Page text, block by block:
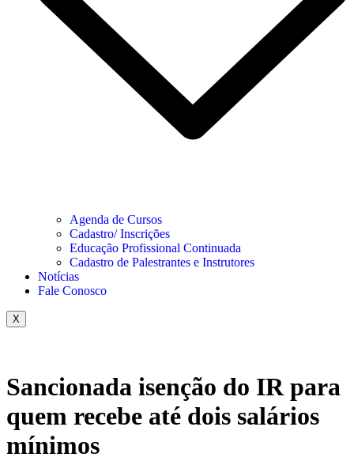
Agenda de Cursos
Cadastro/ Inscrições
Educação Profissional Continuada
Cadastro de Palestrantes e Instrutores
Notícias
Fale Conosco
X
Sancionada isenção do IR para
quem recebe até dois salários
mínimos